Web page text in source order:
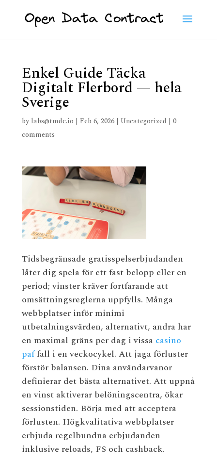
Enkel Guide Täcka
Digitalt Flerbord — hela
Sverige
by labs@tmdc.io | Feb 6, 2026| Uncategorized | 0
comments
Tidsbegränsade gratisspelserbjudanden
låter dig spela för ett fast belopp eller en
period; vinster kräver fortfarande att
omsättningsreglerna uppfylls. Många
webbplatser inför minimi
utbetalningsvärden, alternativt, andra har
en maximal gräns per dag i vissa casino
paffall i en veckocykel. Att jaga förluster
förstör balansen. Dina användarvanor
definierar det bästa alternativet. Att uppnå
en vinst aktiverar belöningscentra, ökar
sessionstiden. Börja med att acceptera
förlusten. Högkvalitativa webbplatser
erbjuda regelbundna erbjudanden
inklusive reloads, FS och cashback.